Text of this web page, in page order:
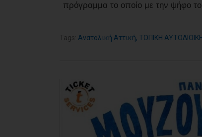
πρόγραμμα το οποίο με την ψήφο
Tags: Ανατολική Αττική, ΤΟΠΙΚΗ